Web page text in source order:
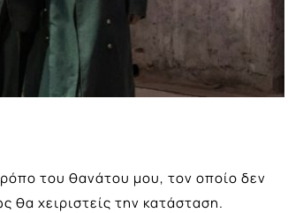
του θανάτου μου, τον οποίο δεν
θα χειριστείς την κατάσταση.